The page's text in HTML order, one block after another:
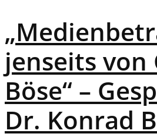
jenseits von
Böse“ –
Dr. Konrad